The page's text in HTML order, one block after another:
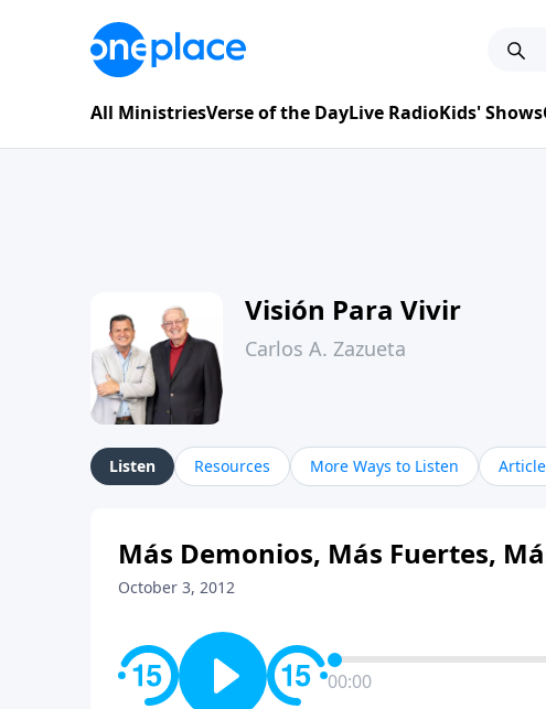
All MinistriesVerse of the DayLive RadioKids' Shows
Visión Para Vivir
Carlos A. Zazueta
Listen Resources More Ways to Listen
Más Demonios, Más Fuertes,
October 3, 2012
00:00